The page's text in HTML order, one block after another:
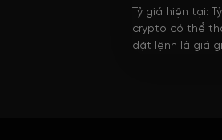
Tỷ giá hiện tại:
crypto có thể
đặt lệnh là giá